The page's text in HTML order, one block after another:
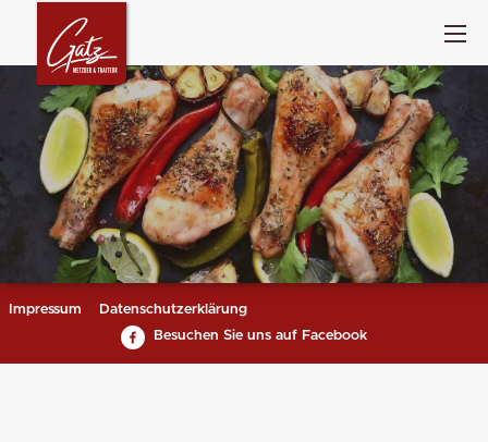
Impressum
Datenschutzerklärung
Besuchen Sie uns auf Facebook